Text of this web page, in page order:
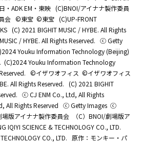
・ADK EM・東映 (C)BNOI/アイナナ製作委員
会 ©東宝 ©東宝 (C)UP-FRONT
(C) 2021 BIGHIT MUSIC / HYBE. All Rights
/ HYBE. All Rights Reserved. ⓒ Getty
Youku Information Technology (Beijing)
(C)2024 Youku Information Technology
©イザワオフィス ©イザワオフィス
All Rights Reserved. (C) 2021 BIGHIT
ⓒ CJ ENM Co., Ltd, All Rights
All Rights Reserved ⓒ Getty Images ⓒ
場版アイナナ製作委員会
（C）BNOI/劇場版ア
IQIYI SCIENCE & TECHNOLOGY CO., LTD.
CO., LTD. 原作：モンキー・パ